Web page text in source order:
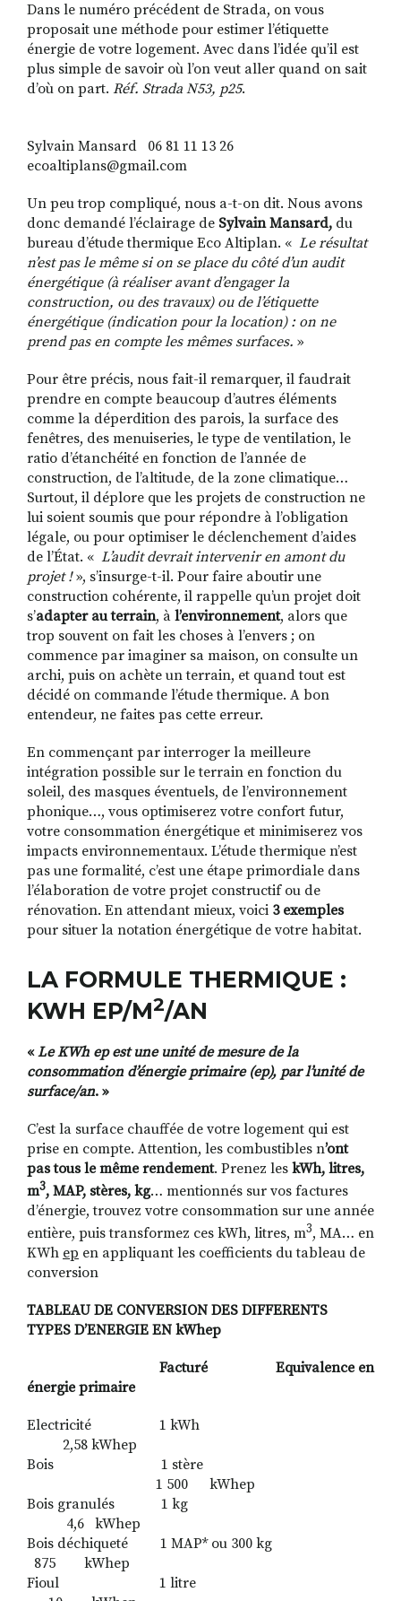
Dans le numéro précédent de Strada, on vous
proposait une méthode pour estimer l’étiquette
énergie de votre logement. Avec dans l’idée qu’il est
plus simple de savoir où l’on veut aller quand on sait
d’où on part. Réf. Strada N53, p25.
Sylvain Mansard 06 81 11 13 26
ecoaltiplans@gmail.com
Un peu trop compliqué, nous a-t-on dit. Nous avons
donc demandé l’éclairage de Sylvain Mansard, du
bureau d’étude thermique Eco Altiplan. « Le résultat
n’est pas le même si on se place du côté d’un audit
énergétique (à réaliser avant d’engager la
construction, ou des travaux) ou de l’étiquette
énergétique (indication pour la location) : on ne
prend pas en compte les mêmes surfaces. »
Pour être précis, nous fait-il remarquer, il faudrait
prendre en compte beaucoup d’autres éléments
comme la déperdition des parois, la surface des
fenêtres, des menuiseries, le type de ventilation, le
ratio d’étanchéité en fonction de l’année de
construction, de l’altitude, de la zone climatique…
Surtout, il déplore que les projets de construction ne
lui soient soumis que pour répondre à l’obligation
légale, ou pour optimiser le déclenchement d’aides
de l’État. « L’audit devrait intervenir en amont du
projet !», s’insurge-t-il. Pour faire aboutir une
construction cohérente, il rappelle qu’un projet doit
s’adapter au terrain, à l’environnement, alors que
trop souvent on fait les choses à l’envers ; on
commence par imaginer sa maison, on consulte un
archi, puis on achète un terrain, et quand tout est
décidé on commande l’étude thermique. A bon
entendeur, ne faites pas cette erreur.
En commençant par interroger la meilleure
intégration possible sur le terrain en fonction du
soleil, des masques éventuels, de l’environnement
phonique…, vous optimiserez votre confort futur,
votre consommation énergétique et minimiserez vos
impacts environnementaux. L’étude thermique n’est
pas une formalité, c’est une étape primordiale dans
l’élaboration de votre projet constructif ou de
rénovation. En attendant mieux, voici 3 exemples
pour situer la notation énergétique de votre habitat.
LA FORMULE THERMIQUE :
KWH EP/M2/AN
«Le KWh epest une unité de mesure de la
consommation d’énergie primaire (ep), par l’unité de
surface/an. »
C’est la surface chauffée de votre logement qui est
prise en compte. Attention, les combustibles n’ont
pas tous le même rendement. Prenez les kWh, litres,
m3, MAP, stères, kg… mentionnés sur vos factures
d’énergie, trouvez votre consommation sur une année
entière, puis transformez ces kWh, litres, m3, MA… en
KWh ep en appliquant les coefficients du tableau de
conversion
TABLEAU DE CONVERSION DES DIFFERENTS
TYPES D’ENERGIE EN kWhep
Facturé Equivalence en
énergie primaire
Electricité 1 kWh
2,58 kWhep
Bois 1 stère
1 500 kWhep
Bois granulés 1 kg
4,6 kWhep
Bois déchiqueté 1 MAP* ou 300 kg
875 kWhep
Fioul 1 litre